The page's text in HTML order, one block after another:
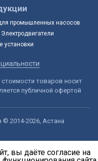
промышленных насосов
Электродвигатели
установки
товаров носит
публичной офертой
2014-2026, Астана
вы даёте согласие на